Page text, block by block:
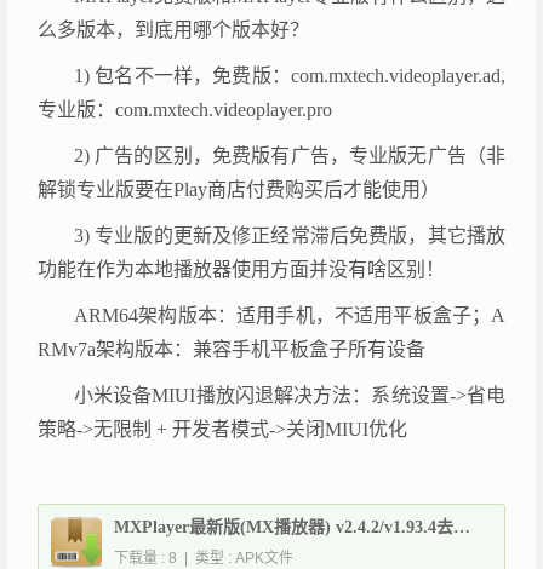
么多版本，到底用哪个版本好？
1) 包名不一样，免费版：com.mxtech.videoplayer.ad,
专业版：com.mxtech.videoplayer.pro
2) 广告的区别，免费版有广告，专业版无广告（非
解锁专业版要在Play商店付费购买后才能使用）
3) 专业版的更新及修正经常滞后免费版，其它播放
功能在作为本地播放器使用方面并没有啥区别！
ARM64架构版本：适用手机，不适用平板盒子；A
RMv7a架构版本：兼容手机平板盒子所有设备
小米设备MIUI播放闪退解决方法：系统设置->省电
策略->无限制 + 开发者模式->关闭MIUI优化
MXPlayer最新版(MX播放器) v2.4.2/v1.93.4去广告专业版
下载量 : 8 | 类型 : APK文件